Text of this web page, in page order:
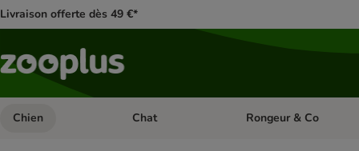
Livraison offerte dès 49 €*
Chien Dérouler les catégories: Chien
Chat Dérouler les catégories:
Rongeur & Co